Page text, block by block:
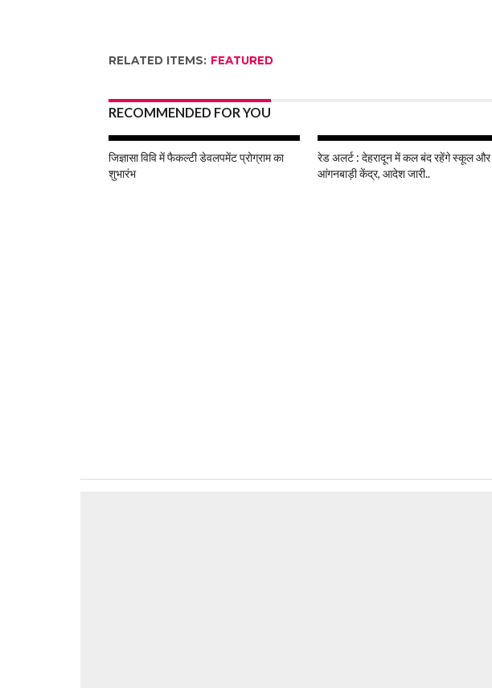
RELATED ITEMS: FEATURED
RECOMMENDED FOR YOU
जिज्ञासा विवि में फैकल्टी डेवलपमेंट प्रोग्राम का
शुभारंभ
रेड अलर्ट : देहरादून में कल बंद रहेंगे स्कूल और
आंगनबाड़ी केंद्र, आदेश जारी..